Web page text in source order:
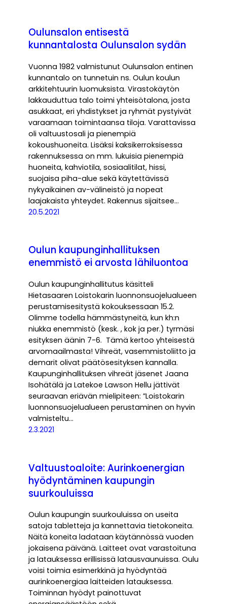
Oulunsalon entisestä
kunnantalosta Oulunsalon sydän
Vuonna 1982 valmistunut Oulunsalon entinen
kunnantalo on tunnetuin ns. Oulun koulun
arkkitehtuurin luomuksista. Virastokäytön
lakkauduttua talo toimi yhteisötalona, josta
asukkaat, eri yhdistykset ja ryhmät pystyivät
varaamaan toimintaansa tiloja. Varattavissa
oli valtuustosali ja pienempiä
kokoushuoneita. Lisäksi kaksikerroksisessa
rakennuksessa on mm. lukuisia pienempiä
huoneita, kahviotila, sosiaalitilat, hissi,
suojaisa piha-alue sekä käytettävissä
nykyaikainen av-välineistö ja nopeat
laajakaista yhteydet. Rakennus sijaitsee…
20.5.2021
Oulun kaupunginhallituksen
enemmistö ei arvosta lähiluontoa
Oulun kaupunginhallitutus käsitteli
Hietasaaren Loistokarin luonnonsuojelualueen
perustamisesitystä kokouksessaan 15.2.
Olimme todella hämmästyneitä, kun kh:n
niukka enemmistö (kesk. , kok ja per.) tyrmäsi
esityksen äänin 7-6. Tämä kertoo yhteisestä
arvomaailmasta! Vihreät, vasemmistoliitto ja
demarit olivat päätösesityksen kannalla.
Kaupunginhallituksen vihreät jäsenet Jaana
Isohätälä ja Latekoe Lawson Hellu jättivät
seuraavan eriävän mielipiteen: ”Loistokarin
luonnonsuojelualueen perustaminen on hyvin
valmisteltu…
2.3.2021
Valtuustoaloite: Aurinkoenergian
hyödyntäminen kaupungin
suurkouluissa
Oulun kaupungin suurkouluissa on useita
satoja tabletteja ja kannettavia tietokoneita.
Näitä koneita ladataan käytännössä vuoden
jokaisena päivänä. Laitteet ovat varastoituna
ja latauksessa erillisissä latausvaunuissa. Oulu
voisi toimia esimerkkinä ja hyödyntää
aurinkoenergiaa laitteiden latauksessa.
Toiminnan hyödyt painottuvat